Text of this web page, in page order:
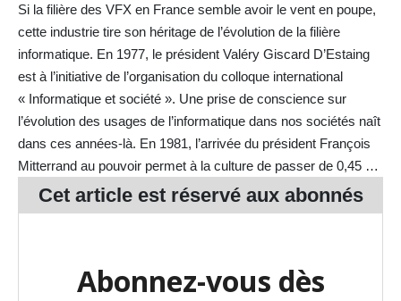
Si la filière des VFX en France semble avoir le vent en poupe,
cette industrie tire son héritage de l’évolution de la filière
informatique. En 1977, le président Valéry Giscard D’Estaing
est à l’initiative de l’organisation du colloque international
« Informatique et société ». Une prise de conscience sur
l’évolution des usages de l’informatique dans nos sociétés naît
dans ces années-là. En 1981, l’arrivée du président François
Mitterrand au pouvoir permet à la culture de passer de 0,45 …
Cet article est réservé aux abonnés
Abonnez-vous dès